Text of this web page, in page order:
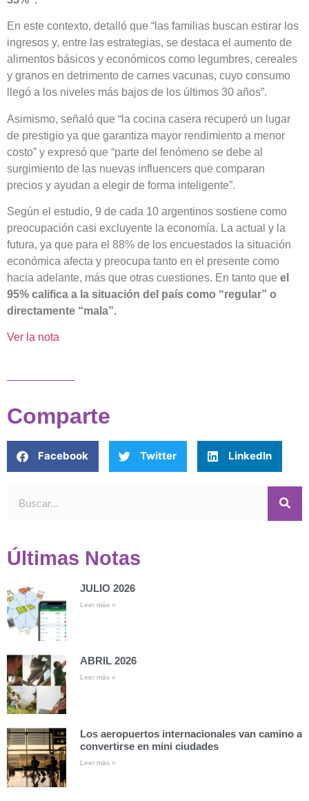
En este contexto, detalló que “las familias buscan estirar los
ingresos y, entre las estrategias, se destaca el aumento de
alimentos básicos y económicos como legumbres, cereales
y granos en detrimento de carnes vacunas, cuyo consumo
llegó a los niveles más bajos de los últimos 30 años”.
Asimismo, señaló que “la cocina casera recuperó un lugar
de prestigio ya que garantiza mayor rendimiento a menor
costo” y expresó que “parte del fenómeno se debe al
surgimiento de las nuevas influencers que comparan
precios y ayudan a elegir de forma inteligente”.
Según el estudio, 9 de cada 10 argentinos sostiene como
preocupación casi excluyente la economía. La actual y la
futura, ya que para el 88% de los encuestados la situación
económica afecta y preocupa tanto en el presente como
hacia adelante, más que otras cuestiones. En tanto que el
95% califica a la situación del país como “regular” o
directamente “mala”.
Ver la nota
Comparte
Facebook Twitter LinkedIn
Últimas Notas
JULIO 2026
Leer más »
ABRIL 2026
Leer más »
Los aeropuertos internacionales van camino a
convertirse en mini ciudades
Leer más »